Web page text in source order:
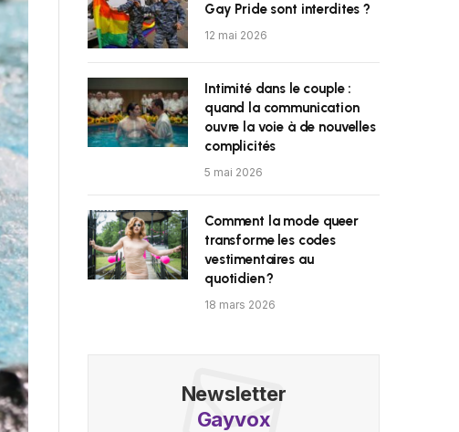
Gay Pride sont interdites ?
12 mai 2026
Intimité dans le couple :
quand la communication
ouvre la voie à de nouvelles
complicités
5 mai 2026
Comment la mode queer
transforme les codes
vestimentaires au
quotidien ?
18 mars 2026
Newsletter
Gayvox